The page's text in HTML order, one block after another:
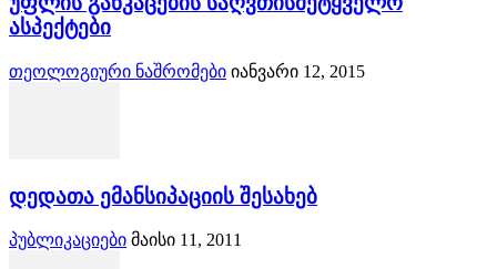
ასპექტები
თეოლოგიური ნაშრომები იანვარი 12, 2015
დედათა ემანსიპაციის შესახებ
პუბლიკაციები მაისი 11, 2011